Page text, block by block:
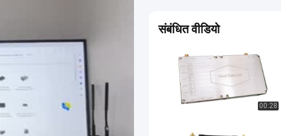
संबंधित वीडियो
00:28